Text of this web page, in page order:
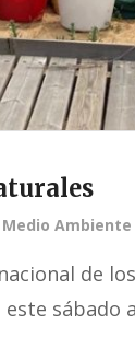
Medio Ambiente
de
sábado